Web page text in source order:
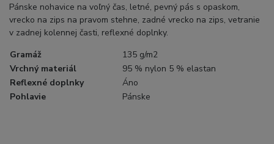
Pánske nohavice na voľný čas, letné, pevný pás s opaskom,
vrecko na zips na pravom stehne, zadné vrecko na zips, vetranie
v zadnej kolennej časti, reflexné doplnky.
Gramáž
135 g/m2
Vrchný materiál
95 % nylon 5 % elastan
Reflexné doplnky
Áno
Pohlavie
Pánske